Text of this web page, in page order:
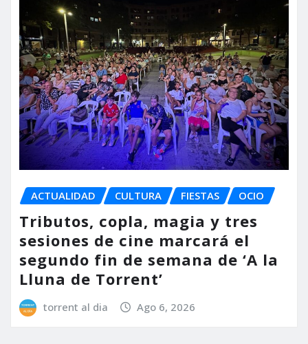
ACTUALIDAD CULTURA FIESTAS OCIO
Tributos, copla, magia y tres
sesiones de cine marcará el
segundo fin de semana de ‘A la
Lluna de Torrent’
torrent al dia Ago 6, 2026